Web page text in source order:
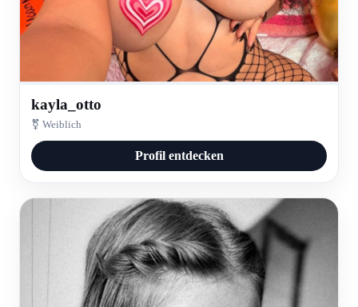
kayla_otto
⚧ Weiblich
Profil entdecken